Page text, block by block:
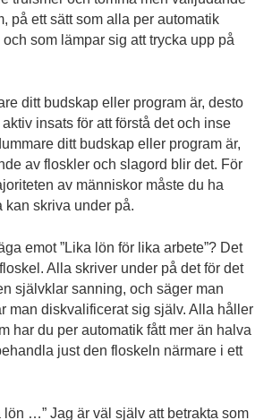
på ett sätt som alla per automatik
som lämpar sig att trycka upp på
ditt budskap eller program är, desto
insats för att förstå det och inse
ditt budskap eller program är,
av floskler och slagord blir det. För
av människor måste du ha
kan skriva under på.
emot ”Lika lön för lika arbete”? Det
Alla skriver under på det för det
självklar sanning, och säger man
man diskvalificerat sig själv. Alla håller
har du per automatik fått mer än halva
just den floskeln närmare i ett
…” Jag är väl själv att betrakta som